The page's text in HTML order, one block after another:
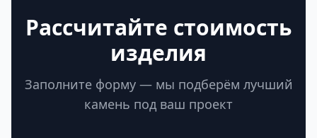
Рассчитайте стоимость
изделия
Заполните форму — мы подберём лучший
камень под ваш проект